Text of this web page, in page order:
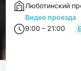
Люботинский
Видео проезда
9:00 – 21:00